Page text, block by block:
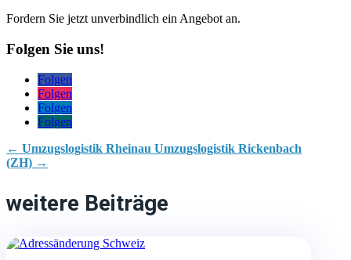
Fordern Sie jetzt unverbindlich ein Angebot an.
Folgen Sie uns!
Folgen
Folgen
Folgen
Folgen
← Umzugslogistik Rheinau Umzugslogistik Rickenbach
(ZH) →
weitere Beiträge